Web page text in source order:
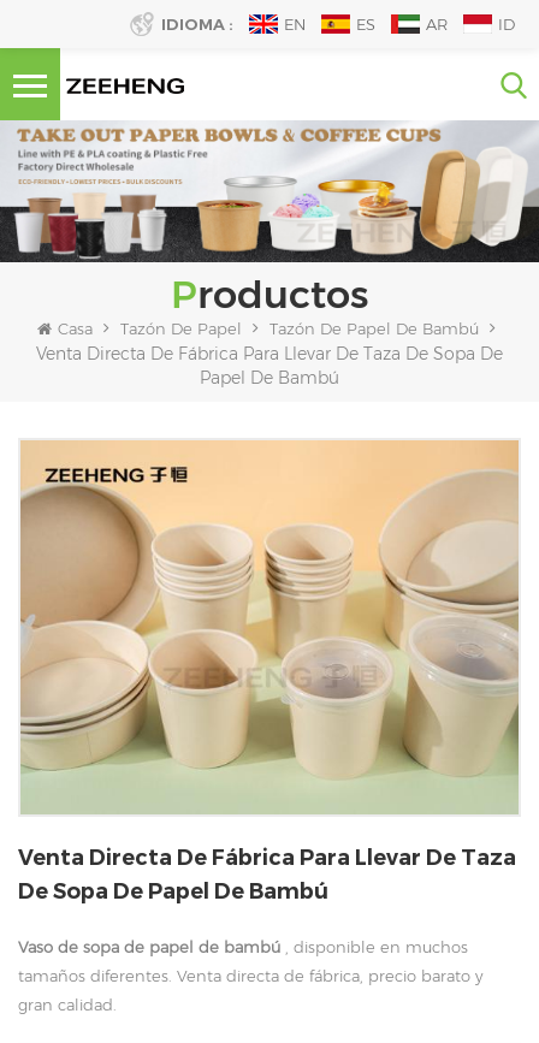
IDIOMA : EN ES AR ID
Productos
Casa Tazón De Papel Tazón De Papel De Bambú
Venta Directa De Fábrica Para Llevar De Taza De Sopa De
Papel De Bambú
Venta Directa De Fábrica Para Llevar De Taza
De Sopa De Papel De Bambú
Vaso de sopa de papel de bambú , disponible en muchos
tamaños diferentes. Venta directa de fábrica, precio barato y
gran calidad.